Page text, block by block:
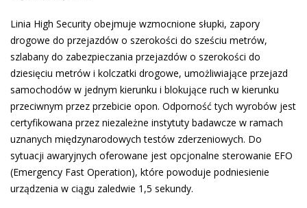
Linia High Security obejmuje wzmocnione słupki, zapory
drogowe do przejazdów o szerokości do sześciu metrów,
szlabany do zabezpieczania przejazdów o szerokości do
dziesięciu metrów i kolczatki drogowe, umożliwiające przejazd
samochodów w jednym kierunku i blokujące ruch w kierunku
przeciwnym przez przebicie opon. Odporność tych wyrobów jest
certyfikowana przez niezależne instytuty badawcze w ramach
uznanych międzynarodowych testów zderzeniowych. Do
sytuacji awaryjnych oferowane jest opcjonalne sterowanie EFO
(Emergency Fast Operation), które powoduje podniesienie
urządzenia w ciągu zaledwie 1,5 sekundy.